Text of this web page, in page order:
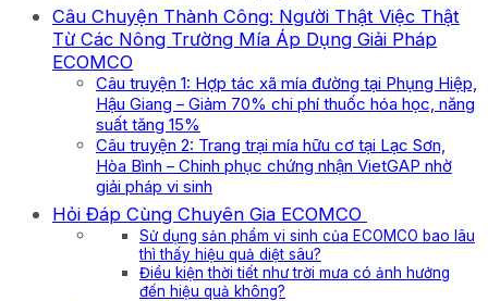
Câu Chuyện Thành Công: Người Thật Việc Thật
Từ Các Nông Trường Mía Áp Dụng Giải Pháp
ECOMCO
Câu truyện 1: Hợp tác xã mía đường tại Phụng Hiệp,
Hậu Giang – Giảm 70% chi phí thuốc hóa học, năng
suất tăng 15%
Câu truyện 2: Trang trại mía hữu cơ tại Lạc Sơn,
Hòa Bình – Chinh phục chứng nhận VietGAP nhờ
giải pháp vi sinh
Hỏi Đáp Cùng Chuyên Gia ECOMCO
Sử dụng sản phẩm vi sinh của ECOMCO bao lâu
thì thấy hiệu quả diệt sâu?
Điều kiện thời tiết như trời mưa có ảnh hưởng
đến hiệu quả không?